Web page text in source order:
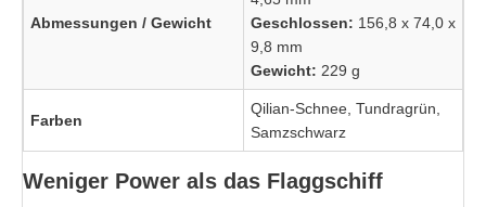
Abmessungen / Gewicht
Geschlossen: 156,8 x 74,0 x
9,8 mm
Gewicht: 229 g
Farben
Qilian-Schnee, Tundragrün,
Samzschwarz
Weniger Power als das Flaggschiff